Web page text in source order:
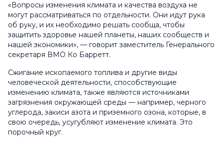
«Вопросы изменения климата и качества воздуха не
могут рассматриваться по отдельности. Они идут рука
об руку, и их необходимо решать сообща, чтобы
защитить здоровье нашей планеты, наших сообществ и
нашей экономики», — говорит заместитель Генерального
секретаря ВМО Ко Барретт.
Сжигание ископаемого топлива и другие виды
человеческой деятельности, способствующие
изменению климата, также являются источниками
загрязнения окружающей среды — например, черного
углерода, закиси азота и приземного озона, которые, в
свою очередь, усугубляют изменение климата. Это
порочный круг.